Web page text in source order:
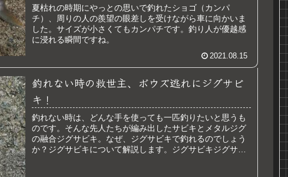
夏枯れの時期にやっとの思いで釣れたショゴ（カンパ
チ）、周りの人の羨望の眼差しを受けながら車に向かいま
した。サイズが小さくてもカンパチです。釣り人が優越感
に浸れる瞬間ですね。
2021.08.15
釣れない時の救世主、ボウズ逃れにジグサビ
キ！
釣れない時は、どんな手を使っても一匹釣りたいと思うも
のです。そんな先人たちが編み出したサビキとメタルジグ
の融合ジグサビキ。なぜ、ジグサビキで釣れるのでしょう
か？ジグサビキについて解説します。ジグサビキジグサビ